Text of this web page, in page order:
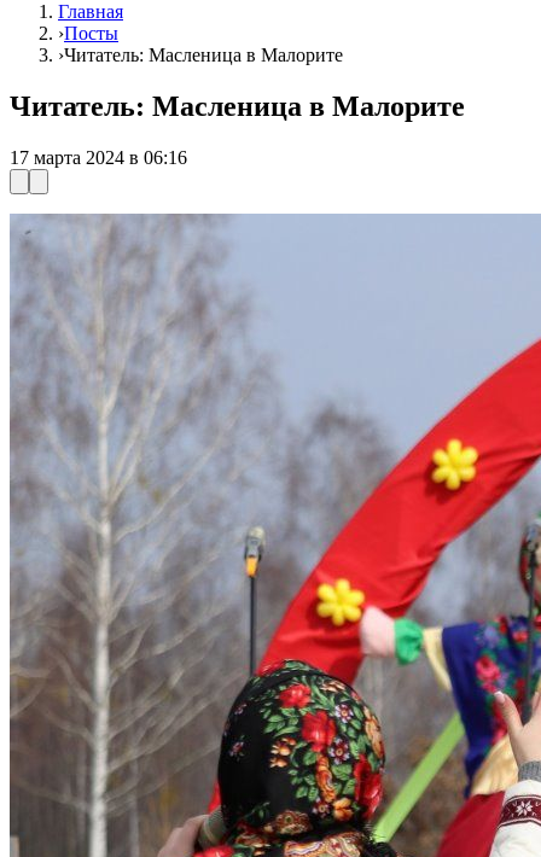
Главная
›Посты
›Читатель: Масленица в Малорите
Читатель: Масленица в Малорите
17 марта 2024 в 06:16